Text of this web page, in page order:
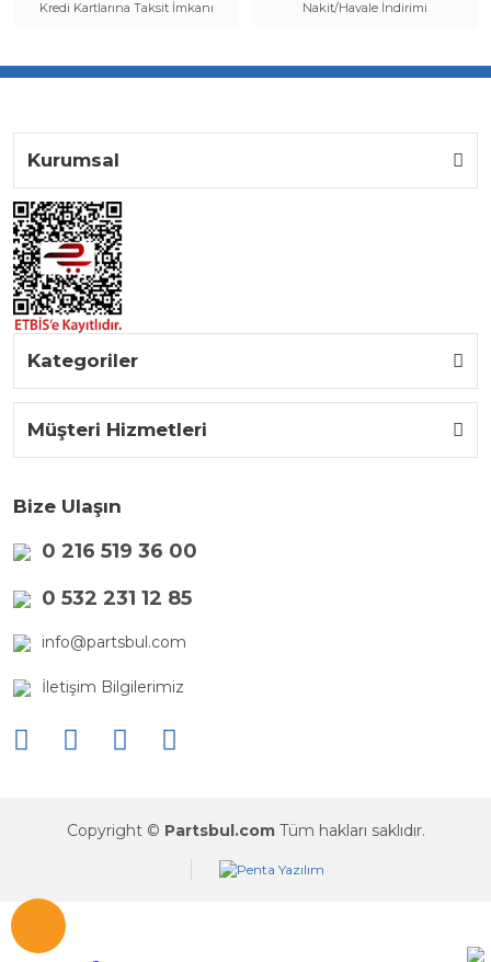
Kredi Kartlarına Taksit İmkanı Nakit/Havale İndirimi
Kurumsal
Kategoriler
Müşteri Hizmetleri
Bize Ulaşın
0 216 519 36 00
0 532 231 12 85
info@partsbul.com
İletişim Bilgilerimiz
Copyright © Partsbul.com Tüm hakları saklıdır.